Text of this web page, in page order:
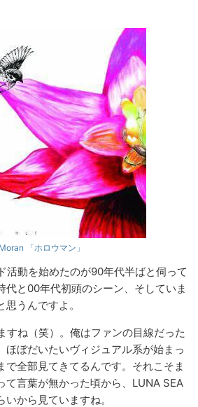
Moran 「ホロウマン」
動を始めたのが90年代半ばと伺って
代と00年代初頭のシーン、そしていま
うんですよ。
すね（笑）。俺はファンの目線だった
ほぼだいたいヴィジュアル系が始まっ
で全部見てきてるんです。それこそま
て言葉が無かった頃から、LUNA SEA
から見ていますね。